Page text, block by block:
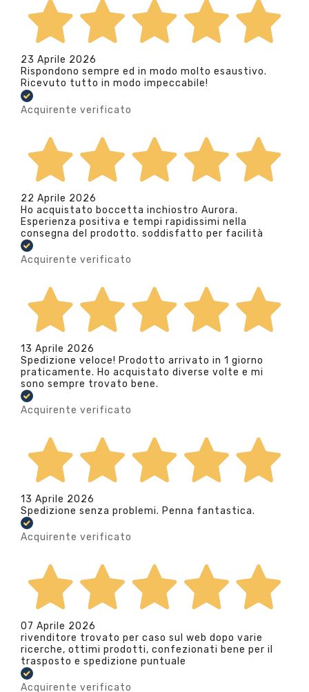
23 Aprile 2026
Rispondono sempre ed in modo molto esaustivo.
Ricevuto tutto in modo impeccabile!
Acquirente verificato
22 Aprile 2026
Ho acquistato boccetta inchiostro Aurora.
Esperienza positiva e tempi rapidissimi nella
consegna del prodotto. soddisfatto per facilità
Acquirente verificato
13 Aprile 2026
Spedizione veloce! Prodotto arrivato in 1 giorno
praticamente. Ho acquistato diverse volte e mi
sono sempre trovato bene.
Acquirente verificato
13 Aprile 2026
Spedizione senza problemi. Penna fantastica.
Acquirente verificato
07 Aprile 2026
rivenditore trovato per caso sul web dopo varie
ricerche, ottimi prodotti, confezionati bene per il
trasposto e spedizione puntuale
Acquirente verificato